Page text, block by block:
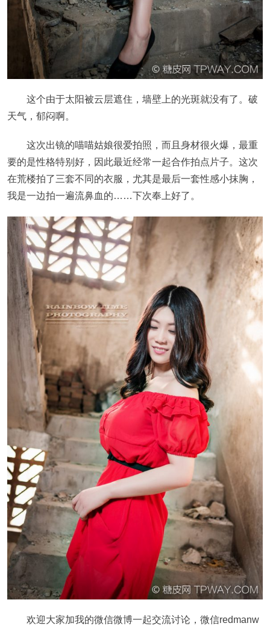
这个由于太阳被云层遮住，墙壁上的光斑就没有了。破
天气，郁闷啊。
这次出镜的喵喵姑娘很爱拍照，而且身材很火爆，最重
要的是性格特别好，因此最近经常一起合作拍点片子。这次
在荒楼拍了三套不同的衣服，尤其是最后一套性感小抹胸，
我是一边拍一遍流鼻血的……下次奉上好了。
欢迎大家加我的微信微博一起交流讨论，微信redmanw